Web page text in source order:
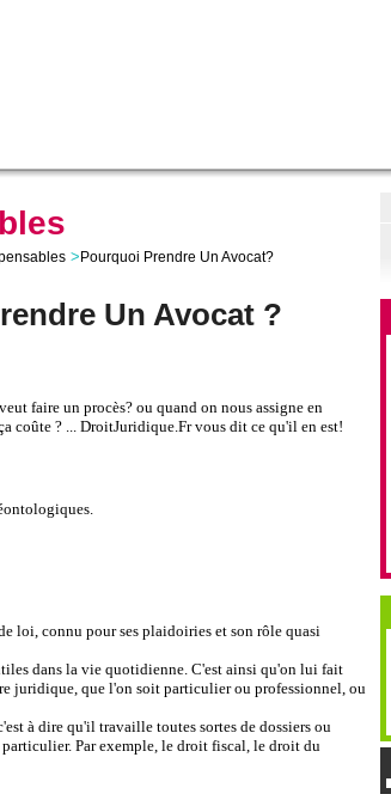
> Pourquoi Prendre Un Avocat?
Un Avocat ?
faire un procès? ou quand on nous assigne en
coûte ? ... DroitJuridique.Fr vous dit ce qu'il en est!
loi, connu pour ses plaidoiries et son rôle quasi
dans la vie quotidienne. C'est ainsi qu'on lui fait
juridique, que l'on soit particulier ou professionnel, ou
à dire qu'il travaille toutes sortes de dossiers ou
Par exemple, le droit fiscal, le droit du